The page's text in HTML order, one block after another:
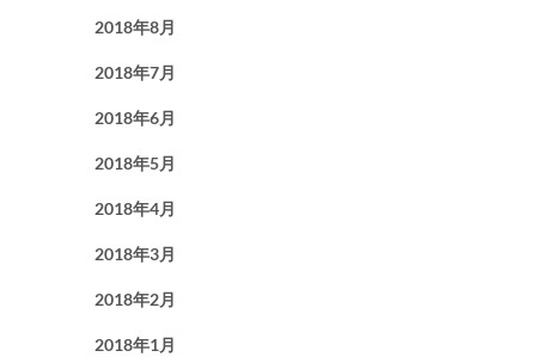
2018年8月
2018年7月
2018年6月
2018年5月
2018年4月
2018年3月
2018年2月
2018年1月